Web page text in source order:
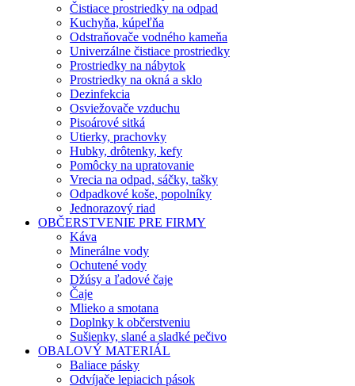
Čistiace prostriedky na odpad
Kuchyňa, kúpeľňa
Odstraňovače vodného kameňa
Univerzálne čistiace prostriedky
Prostriedky na nábytok
Prostriedky na okná a sklo
Dezinfekcia
Osviežovače vzduchu
Pisoárové sitká
Utierky, prachovky
Hubky, drôtenky, kefy
Pomôcky na upratovanie
Vrecia na odpad, sáčky, tašky
Odpadkové koše, popolníky
Jednorazový riad
OBČERSTVENIE PRE FIRMY
Káva
Minerálne vody
Ochutené vody
Džúsy a ľadové čaje
Čaje
Mlieko a smotana
Doplnky k občerstveniu
Sušienky, slané a sladké pečivo
OBALOVÝ MATERIÁL
Baliace pásky
Odvíjače lepiacich pások